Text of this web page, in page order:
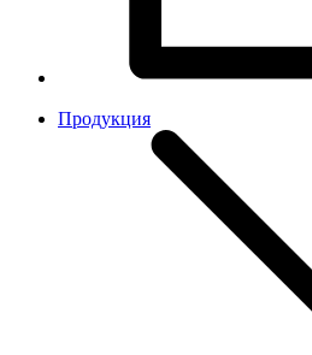
Продукция